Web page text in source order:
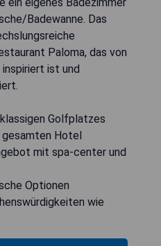
Badewanne. Das
Paloma, das von
ist und
Golfplatzes
Hotel
mit spa-center und
Optionen
wie